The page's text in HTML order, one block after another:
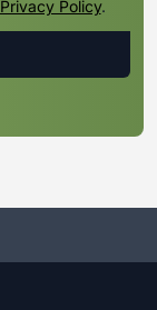
Privacy Policy.